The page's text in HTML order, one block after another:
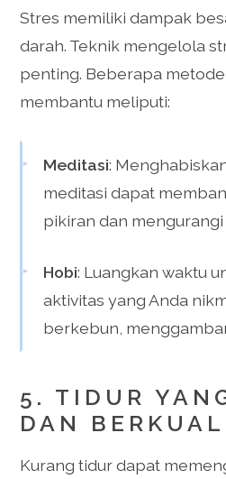
Stres memiliki dampak
darah. Teknik mengelola
penting. Beberapa
membantu meliputi:
Meditasi:
meditasi dapat
pikiran dan mengurangi
Hobi: Luangkan waktu
aktivitas yang Anda
berkebun,
5. TIDUR
DAN
Kurang tidur dapat